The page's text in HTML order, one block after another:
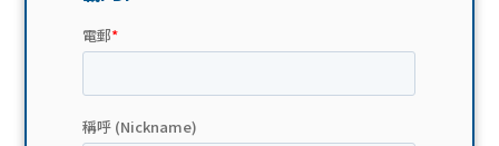
貸款
ge